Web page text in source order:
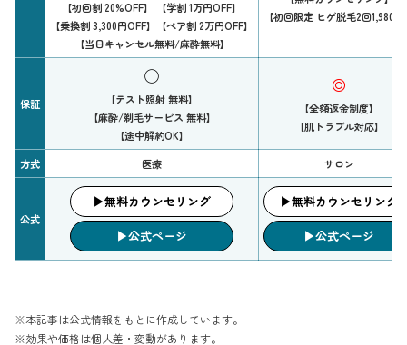
【初回割 20%OFF】 【学割 1万円OFF】
【乗換割 3,300円OFF】【ペア割 2万円OFF】
【当日キャンセル無料/麻酔無料】
【初回限定 ヒゲ脱毛2回1,980
保証
◯
【テスト照射 無料】
【麻酔/剃毛サービス 無料】
【途中解約OK】
◎
【全額返金制度】
【肌トラブル対応】
方式 医療 サロン
公式
▶︎無料カウンセリング
▶︎公式ページ
▶︎無料カウンセリング
▶︎公式ページ
※本記事は公式情報をもとに作成しています。
※効果や価格は個人差・変動があります。